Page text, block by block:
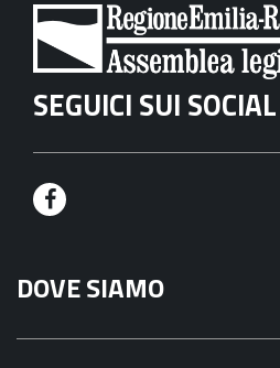
SEGUICI SUI SOCIAL
F
c
e
DOVE SIAMO